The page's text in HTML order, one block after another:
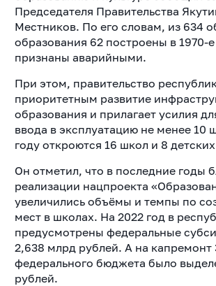
Председателя Правительства
Местников. По его словам, из 634
образования 62 построены в 1970-
признаны аварийными.
При этом, правительство
приоритетным развитие
образования и прилагает усилия
ввода в эксплуатацию не менее 10
году откроются 16 школ и 8
Он отметил, что в последние годы
реализации нацпроекта
увеличились объёмы и темпы по
мест в школах. На 2022 год в
предусмотрены федеральные
2,638 млрд рублей. А на капремонт
федерального бюджета было
рублей.